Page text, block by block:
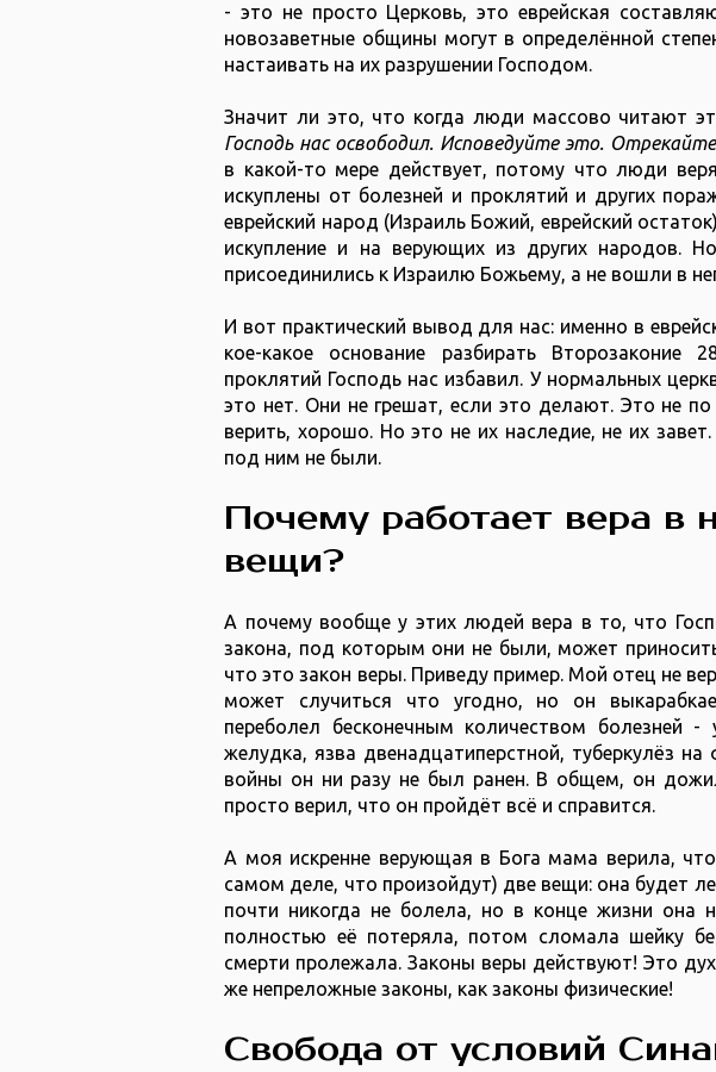
- это не просто Церковь, это еврейская
новозаветные общины могут в определённой
настаивать на их разрушении Господом.
Значит ли это, что когда люди массово читают
Господь нас освободил. Исповедуйте это.
в какой-то мере действует, потому что люди
искуплены от болезней и проклятий и других
еврейский народ (Израиль Божий, еврейский
искупление и на верующих из других народов.
присоединились к Израилю Божьему, а не вошли в
И вот практический вывод для нас: именно в
кое-какое основание разбирать Второзаконие
проклятий Господь нас избавил. У нормальных
это нет. Они не грешат, если это делают. Это не
верить, хорошо. Но это не их наследие, не их
под ним не были.
Почему работает вера в
вещи?
А почему вообще у этих людей вера в то, что
закона, под которым они не были, может
что это закон веры. Приведу пример. Мой отец не
может случиться что угодно, но он
переболел бесконечным количеством болезней
желудка, язва двенадцатиперстной, туберкулёз
войны он ни разу не был ранен. В общем, он
просто верил, что он пройдёт всё и справится.
А моя искренне верующая в Бога мама верила,
самом деле, что произойдут) две вещи: она будет
почти никогда не болела, но в конце жизни она
полностью её потеряла, потом сломала шейку
смерти пролежала. Законы веры действуют! Это
же непреложные законы, как законы физические!
Свобода от условий